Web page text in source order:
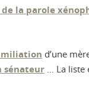
la parole
d’une
sénateur … La liste